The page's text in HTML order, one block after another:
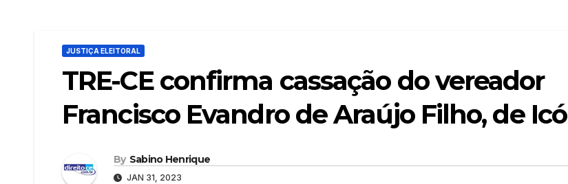
JUSTIÇA ELEITORAL
TRE-CE confirma cassação do vereador
Francisco Evandro de Araújo Filho, de Icó
By Sabino Henrique
JAN 31, 2023